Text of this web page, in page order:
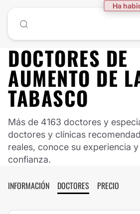
Ha
DOCTORES DE
AUMENTO DE
TABASCO
Más de 4163 doctores y
doctores y clínicas
reales, conoce su experiencia
confianza.
INFORMACIÓN DOCTORES PRECIO